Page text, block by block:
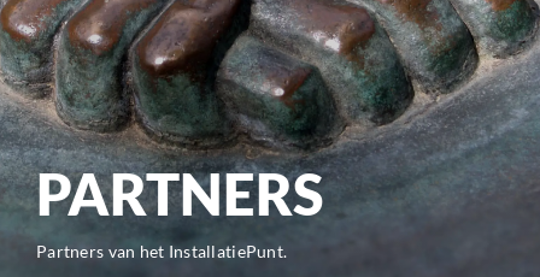
PARTNERS
Partners van het InstallatiePunt.